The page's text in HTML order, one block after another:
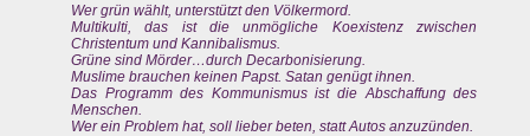
Wer grün wählt, unterstützt den Völkermord.
Multikulti, das ist die unmögliche Koexistenz zwischen
Christentum und Kannibalismus.
Grüne sind Mörder…durch Decarbonisierung.
Muslime brauchen keinen Papst. Satan genügt ihnen.
Das Programm des Kommunismus ist die Abschaffung des
Menschen.
Wer ein Problem hat, soll lieber beten, statt Autos anzuzünden.